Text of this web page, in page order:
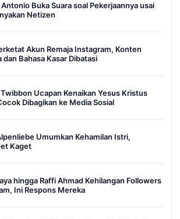
Buka Suara soal Pekerjaannya usai
Netizen
Akun Remaja Instagram, Konten
dan Bahasa Kasar Dibatasi
Ucapan Kenaikan Yesus Kristus
Dibagikan ke Media Sosial
Umumkan Kehamilan Istri,
Kaget
hingga Raffi Ahmad Kehilangan Followers
Ini Respons Mereka